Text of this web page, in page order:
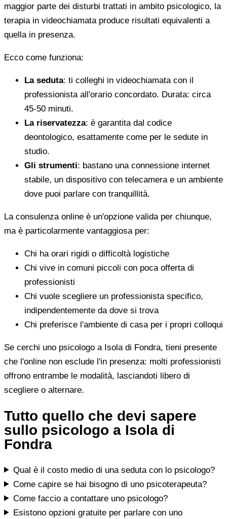
maggior parte dei disturbi trattati in ambito psicologico, la
terapia in videochiamata produce risultati equivalenti a
quella in presenza.
Ecco come funziona:
La seduta: ti colleghi in videochiamata con il
professionista all'orario concordato. Durata: circa
45-50 minuti.
La riservatezza: è garantita dal codice
deontologico, esattamente come per le sedute in
studio.
Gli strumenti: bastano una connessione internet
stabile, un dispositivo con telecamera e un ambiente
dove puoi parlare con tranquillità.
La consulenza online è un'opzione valida per chiunque,
ma è particolarmente vantaggiosa per:
Chi ha orari rigidi o difficoltà logistiche
Chi vive in comuni piccoli con poca offerta di
professionisti
Chi vuole scegliere un professionista specifico,
indipendentemente da dove si trova
Chi preferisce l'ambiente di casa per i propri colloqui
Se cerchi uno psicologo a Isola di Fondra, tieni presente
che l'online non esclude l'in presenza: molti professionisti
offrono entrambe le modalità, lasciandoti libero di
scegliere o alternare.
Tutto quello che devi sapere
sullo psicologo a Isola di
Fondra
Qual è il costo medio di una seduta con lo psicologo?
Come capire se hai bisogno di uno psicoterapeuta?
Come faccio a contattare uno psicologo?
Esistono opzioni gratuite per parlare con uno